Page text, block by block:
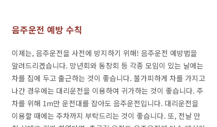
음주운전 예방 수칙
이제는, 음주운전을 사전에 방지하기 위해! 음주운전 예방법을
알려드리겠습니다. 망년회와 동창회 등 각종 모임이 있는 날에는
차를 집에 두고 출근하는 것이 좋습니다. 불가피하게 차를 가지고
나간 경우에는 대리운전을 이용하여 귀가하는 것이 좋습니다. 주
차를 위해 1m만 운전대를 잡아도 음주운전입니다. 대리운전을
이용할 때에는 주차까지 부탁드리는 것이 좋습니다. 또, 전날 만